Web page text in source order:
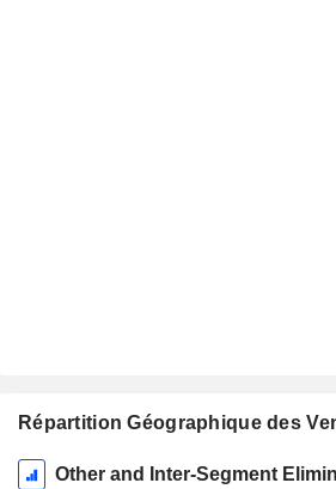
Répartition Géographique des
Période
Other and Inter-Segment